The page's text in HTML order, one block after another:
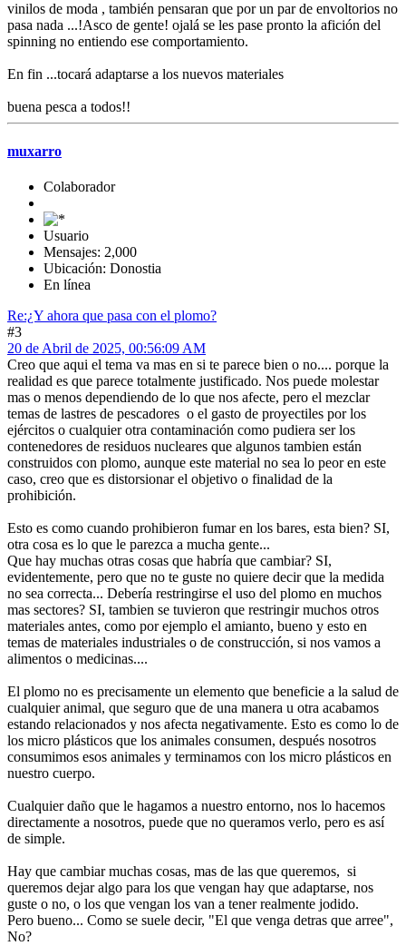
vinilos de moda , también pensaran que por un par de envoltorios no
pasa nada ...!Asco de gente! ojalá se les pase pronto la afición del
spinning no entiendo ese comportamiento.
En fin ...tocará adaptarse a los nuevos materiales
buena pesca a todos!!
muxarro
Colaborador
Usuario
Mensajes: 2,000
Ubicación: Donostia
En línea
Re:¿Y ahora que pasa con el plomo?
#3
20 de Abril de 2025, 00:56:09 AM
Creo que aqui el tema va mas en si te parece bien o no.... porque la
realidad es que parece totalmente justificado. Nos puede molestar
mas o menos dependiendo de lo que nos afecte, pero el mezclar
temas de lastres de pescadores o el gasto de proyectiles por los
ejércitos o cualquier otra contaminación como pudiera ser los
contenedores de residuos nucleares que algunos tambien están
construidos con plomo, aunque este material no sea lo peor en este
caso, creo que es distorsionar el objetivo o finalidad de la
prohibición.
Esto es como cuando prohibieron fumar en los bares, esta bien? SI,
otra cosa es lo que le parezca a mucha gente...
Que hay muchas otras cosas que habría que cambiar? SI,
evidentemente, pero que no te guste no quiere decir que la medida
no sea correcta... Debería restringirse el uso del plomo en muchos
mas sectores? SI, tambien se tuvieron que restringir muchos otros
materiales antes, como por ejemplo el amianto, bueno y esto en
temas de materiales industriales o de construcción, si nos vamos a
alimentos o medicinas....
El plomo no es precisamente un elemento que beneficie a la salud de
cualquier animal, que seguro que de una manera u otra acabamos
estando relacionados y nos afecta negativamente. Esto es como lo de
los micro plásticos que los animales consumen, después nosotros
consumimos esos animales y terminamos con los micro plásticos en
nuestro cuerpo.
Cualquier daño que le hagamos a nuestro entorno, nos lo hacemos
directamente a nosotros, puede que no queramos verlo, pero es así
de simple.
Hay que cambiar muchas cosas, mas de las que queremos, si
queremos dejar algo para los que vengan hay que adaptarse, nos
guste o no, o los que vengan los van a tener realmente jodido.
Pero bueno... Como se suele decir, "El que venga detras que arree",
No?